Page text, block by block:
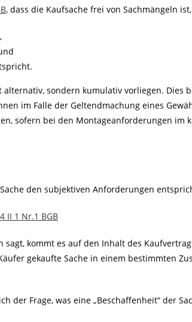
, dass die Kaufsache frei von Sachmängeln
alternativ, sondern kumulativ vorliegen. Dies
im Falle der Geltendmachung eines
sofern bei den Montageanforderungen im
den subjektiven Anforderungen
II 1 Nr.1 BGB
sagt, kommt es auf den Inhalt des
gekaufte Sache in einem bestimmten
der Frage, was eine „Beschaffenheit“ der